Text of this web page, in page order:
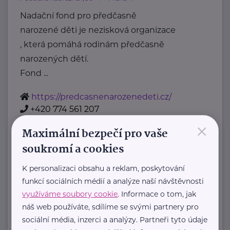
Nadační fond pro předčasně
narozené děti je nezisková organizace
, která pomáhá rodinám předčasně
narozených dětí.
Fond ...
https://predcasnenarozenedeti.cz/
+420 774 561 207
Rodinná síť
Průvodce světem náhradní rodinné
×
Maximální bezpečí pro vaše
soukromí a cookies
K personalizaci obsahu a reklam, poskytování
funkcí sociálních médií a analýze naší návštěvnosti
využíváme soubory cookie. Informace o tom, jak
náš web používáte, sdílíme se svými partnery pro
sociální média, inzerci a analýzy. Partneři tyto údaje